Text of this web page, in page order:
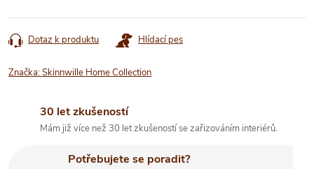
Dotaz k produktu Hlídací pes
Značka:Skinnwille Home Collection
30 let zkušeností
Mám již více než 30 let zkušeností se zařizováním interiérů.
Potřebujete se poradit?